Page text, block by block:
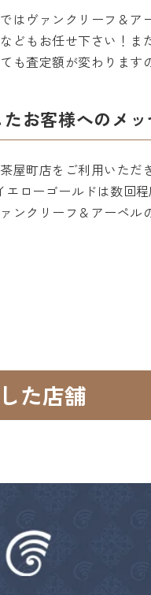
はヴァンクリーフ＆
どもお任せ下さい！
も査定額が変わりま
お客様へのメ
屋町店をご利用いた
エローゴールドは数回
ンクリーフ＆アーペ
た店舗